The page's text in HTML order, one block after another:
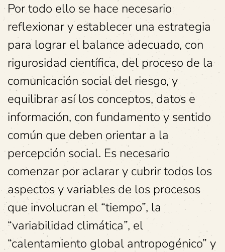
Por todo ello se hace necesario
reflexionar y establecer una estrategia
para lograr el balance adecuado, con
rigurosidad científica, del proceso de la
comunicación social del riesgo, y
equilibrar así los conceptos, datos e
información, con fundamento y sentido
común que deben orientar a la
percepción social. Es necesario
comenzar por aclarar y cubrir todos los
aspectos y variables de los procesos
que involucran el “tiempo”, la
“variabilidad climática”, el
“calentamiento global antropogénico” y